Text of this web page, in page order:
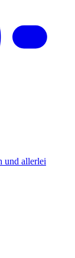
und allerlei